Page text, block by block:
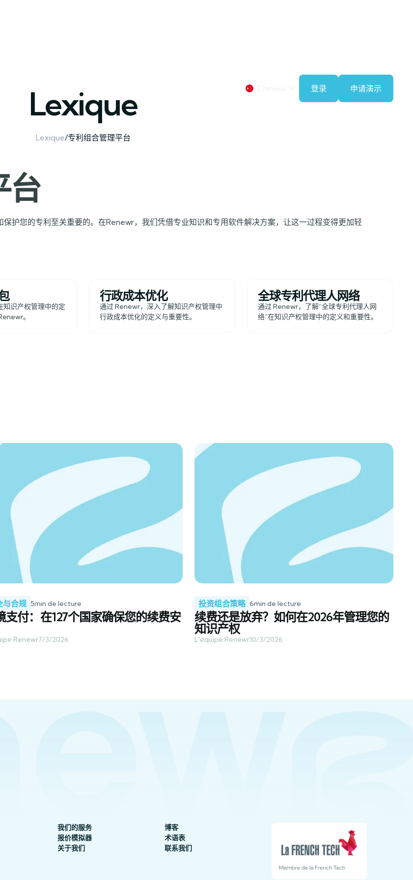
登录 申请演示
Lexique
Lexique/专利组合管理平台
台
保护您的专利至关重要的。在Renewr，我们凭借专业知识和专用软件解决方案，让这一过程变得更加轻
知识产权管理中的定
。
行政成本优化
通过 Renewr，深入了解知识产权管理中
行政成本优化的定义与重要性。
全球专利代理人网络
通过 Renewr，了解“全球专利代理人网
络”在知识产权管理中的定义和重要性。
与合规 5min de lecture
支付：在127个国家确保您的续费安
Renewr7/3/2026
投资组合策略 6min de lecture
续费还是放弃？如何在2026年管理您的
知识产权
L'équipe Renewr10/3/2026
我们的服务
报价模拟器
关于我们
博客
术语表
联系我们